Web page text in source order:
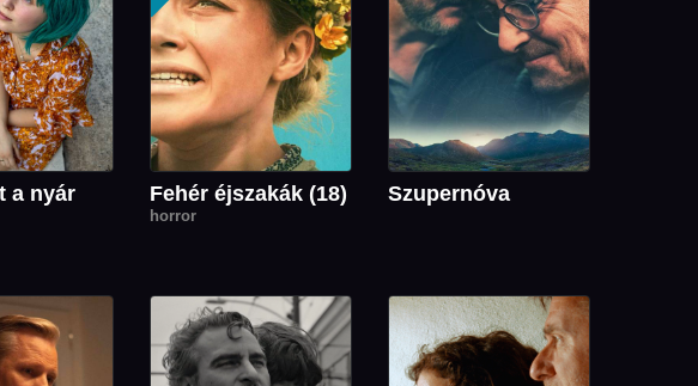
a nyár Fehér éjszakák (18)
horror
Szupernóva